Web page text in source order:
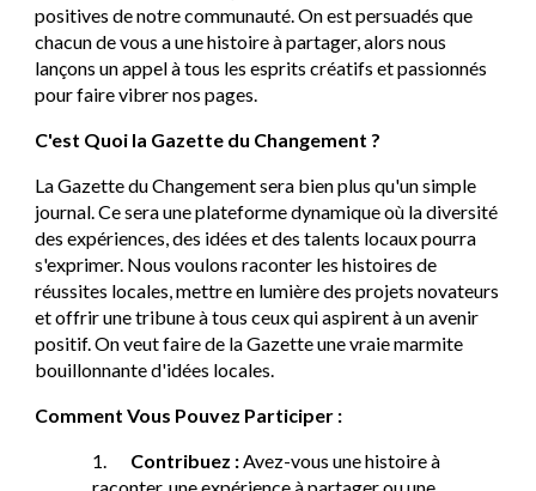
positives de notre communauté. On est persuadés que
chacun de vous a une histoire à partager, alors nous
lançons un appel à tous les esprits créatifs et passionnés
pour faire vibrer nos pages.
C'est Quoi la Gazette du Changement ?
La Gazette du Changement sera bien plus qu'un simple
journal. Ce sera une plateforme dynamique où la diversité
des expériences, des idées et des talents locaux pourra
s'exprimer. Nous voulons raconter les histoires de
réussites locales, mettre en lumière des projets novateurs
et offrir une tribune à tous ceux qui aspirent à un avenir
positif. On veut faire de la Gazette une vraie marmite
bouillonnante d'idées locales.
Comment Vous Pouvez Participer :
1.
Contribuez :Avez-vous une histoire à